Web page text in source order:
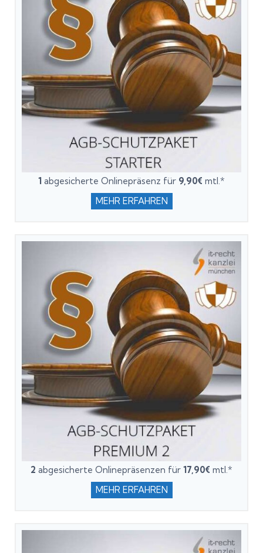
1 abgesicherte Onlinepräsenz für 9,90€ mtl.*
MEHR ERFAHREN
2 abgesicherte Onlinepräsenzen für 17,90€ mtl.*
MEHR ERFAHREN